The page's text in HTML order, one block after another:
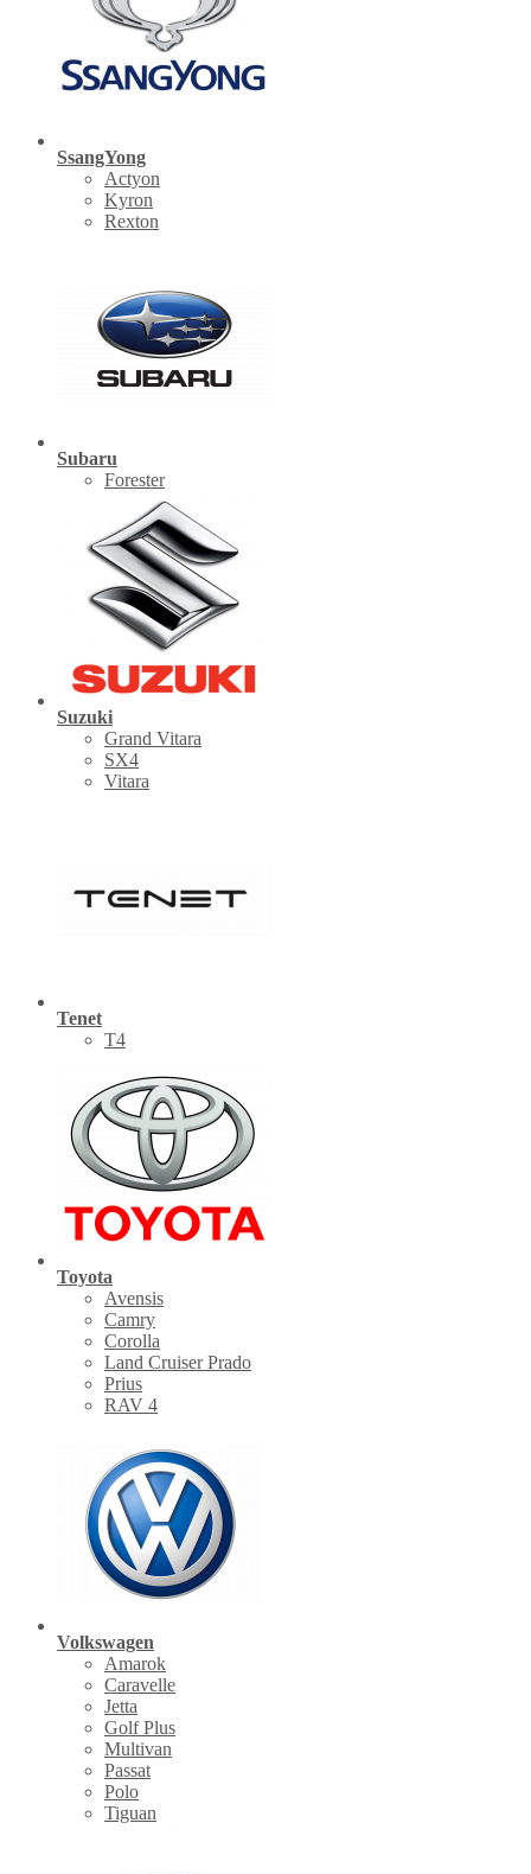
SsangYong
Actyon
Kyron
Rexton
Subaru
Forester
Suzuki
Grand Vitara
SX4
Vitara
Tenet
Т4
Toyota
Avensis
Camry
Corolla
Land Cruiser Prado
Prius
RAV 4
Volkswagen
Amarok
Caravelle
Jetta
Golf Plus
Multivan
Passat
Polo
Tiguan